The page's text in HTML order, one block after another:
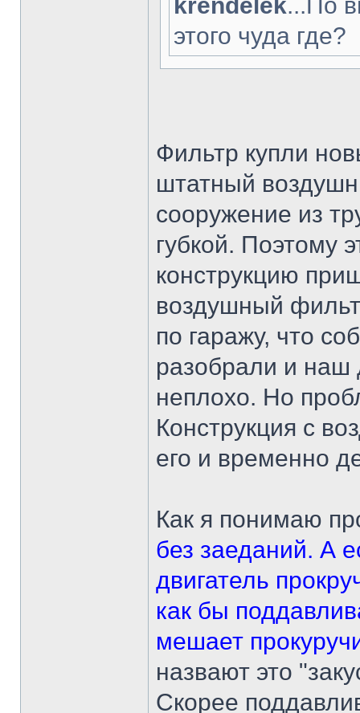
этого чуда где?
Фильтр купли
штатный
сооружение из
губкой. Поэтому
конструкцию
воздушный
по гаражу, что
разобрали и наш
неплохо. Но
Конструкция с
его и временно
Как я понимаю
без заеданий. А
двигатель
как бы
мешает
назвают это
Скорее